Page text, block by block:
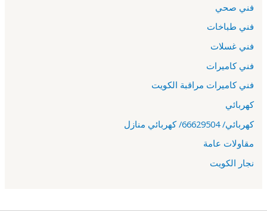
فني صحي
فني طباخات
فني غسلات
فني كاميرات
فني كاميرات مراقبة الكويت
كهربائي
كهربائي/ 66629504/ كهربائي منازل
مقاولات عامة
نجار الكويت